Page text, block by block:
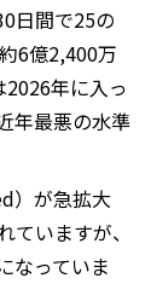
日間で25の
6億2,400万
年に入っ
年最悪の水準
）が急拡大
いますが、
なっていま